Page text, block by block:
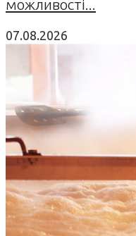
можливості...
07.08.2026